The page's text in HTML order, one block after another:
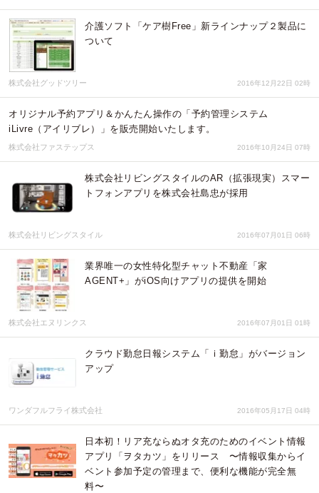
介護ソフト「ケア樹Free」新ラインナップ２製品に
ついて
株式会社グッドツリー 2016年12月22日 02時
オリジナル予約アプリ＆かんたん操作の「予約管理システム
iLivre（アイリブレ）」を販売開始いたします。
株式会社ファステップス 2016年10月24日 07時
株式会社リビングスタイルのAR（拡張現実）スマー
トフォンアプリを株式会社島忠が採用
株式会社リビングスタイル 2016年07月01日 06時
業界唯一の女性特化型チャット不動産「家
AGENT+」がiOS向けアプリの提供を開始
株式会社エヌリンクス 2016年07月01日 01時
クラウド勤怠日報システム「ｉ勤怠」がバージョン
アップ
ワンダフルフライ株式会社 2016年05月17日 04時
日本初！リア充ならぬオタ充のためのイベント情報
アプリ「ヲタカツ」をリリース 〜情報収集からイ
ベント参加予定の管理まで、便利な機能が完全無
料〜